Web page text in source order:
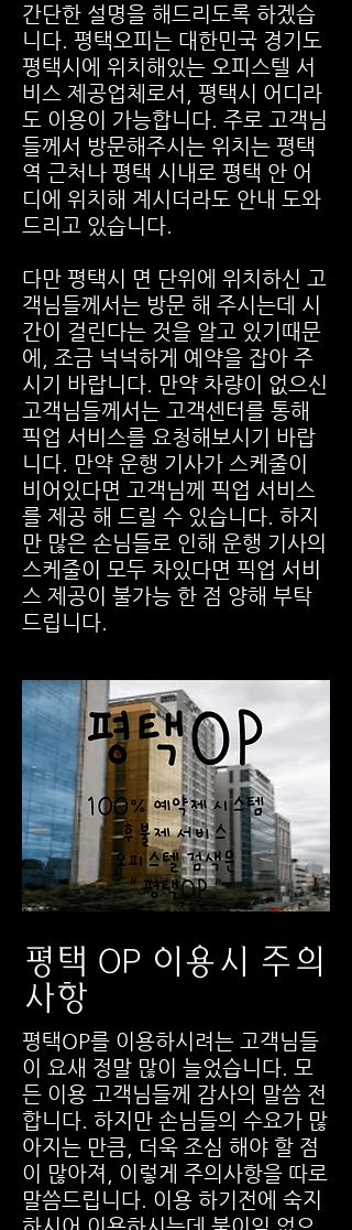
간단한 설명을 해드리도록 하겠습
니다. 평택오피는 대한민국 경기도
평택시에 위치해있는 오피스텔 서
비스 제공업체로서, 평택시 어디라
도 이용이 가능합니다. 주로 고객님
들께서 방문해주시는 위치는 평택
역 근처나 평택 시내로 평택 안 어
디에 위치해 계시더라도 안내 도와
드리고 있습니다.
다만 평택시 면 단위에 위치하신 고
객님들께서는 방문 해 주시는데 시
간이 걸린다는 것을 알고 있기때문
에, 조금 넉넉하게 예약을 잡아 주
시기 바랍니다. 만약 차량이 없으신
고객님들께서는 고객센터를 통해
픽업 서비스를 요청해보시기 바랍
니다. 만약 운행 기사가 스케줄이
비어있다면 고객님께 픽업 서비스
를 제공 해 드릴 수 있습니다. 하지
만 많은 손님들로 인해 운행 기사의
스케줄이 모두 차있다면 픽업 서비
스 제공이 불가능 한 점 양해 부탁
드립니다.
평택 OP 이용시 주의
사항
평택OP를 이용하시려는 고객님들
이 요새 정말 많이 늘었습니다. 모
든 이용 고객님들께 감사의 말씀 전
합니다. 하지만 손님들의 수요가 많
아지는 만큼, 더욱 조심 해야 할 점
이 많아져, 이렇게 주의사항을 따로
말씀드립니다. 이용 하기전에 숙지